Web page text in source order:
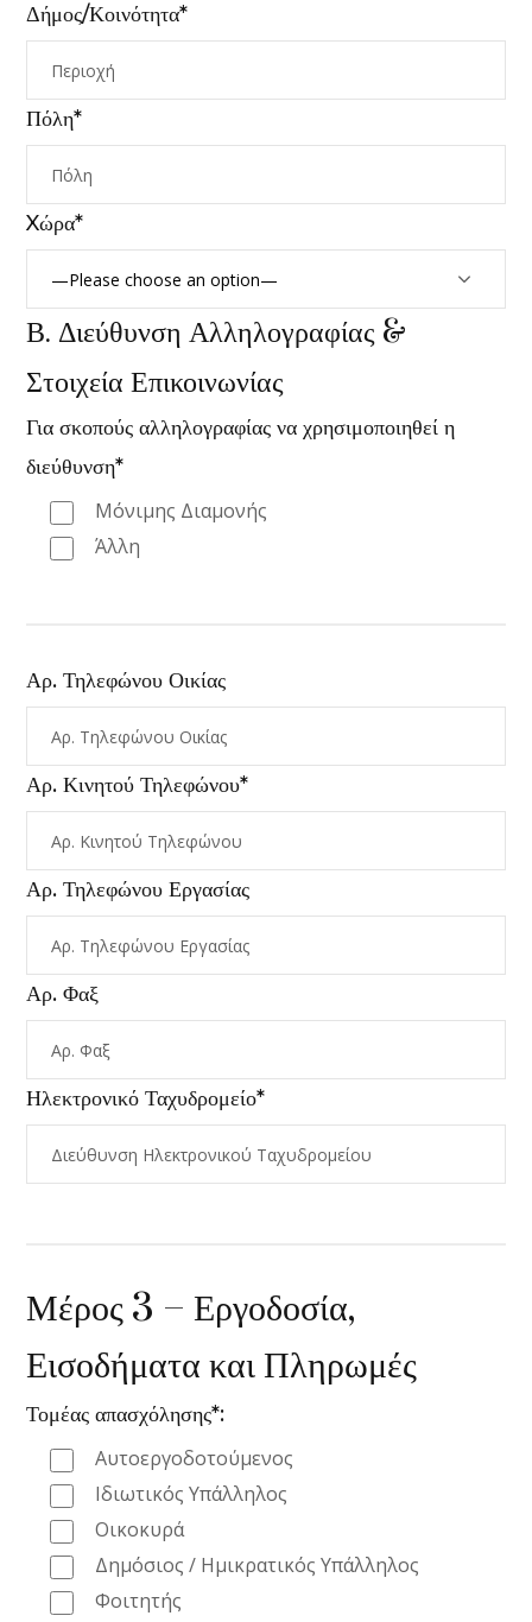
Δήμος/Κοινότητα*
Πόλη*
Xώρα*
Β. Διεύθυνση Αλληλογραφίας &
Στοιχεία Επικοινωνίας
Για σκοπούς αλληλογραφίας να χρησιμοποιηθεί η
διεύθυνση*
Μόνιμης Διαμονής
Άλλη
Αρ. Τηλεφώνου Οικίας
Αρ. Κινητού Τηλεφώνου*
Αρ. Τηλεφώνου Εργασίας
Αρ. Φαξ
Ηλεκτρονικό Ταχυδρομείο*
Μέρος 3 – Εργοδοσία,
Εισοδήματα και Πληρωμές
Τομέας απασχόλησης*:
Αυτοεργοδοτούμενος
Ιδιωτικός Υπάλληλος
Οικοκυρά
Δημόσιος / Ημικρατικός Υπάλληλος
Φοιτητής